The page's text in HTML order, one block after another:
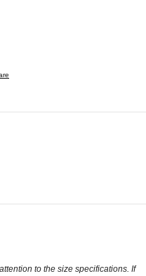
to the size specifications. If